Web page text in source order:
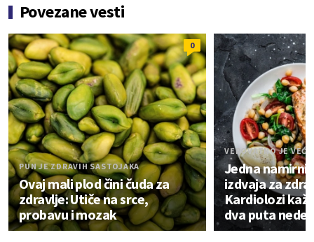
Povezane vesti
0
PUN JE ZDRAVIH SASTOJAKA
Ovaj mali plod čini čuda za
zdravlje: Utiče na srce,
probavu i mozak
VEROVATNO JE VEĆ
Jedna
izdvaja za
Kardiolozi
dva puta